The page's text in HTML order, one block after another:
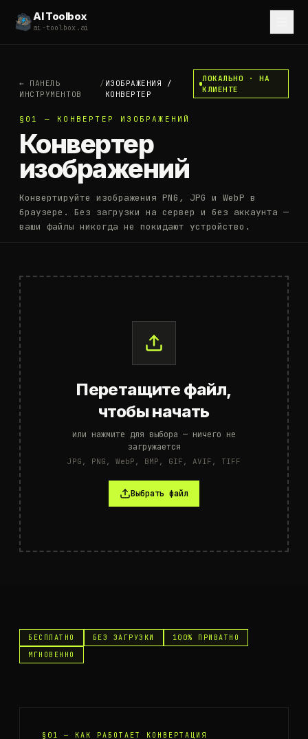
AI Toolbox
ai-toolbox.ai
← ПАНЕЛЬ
ИНСТРУМЕНТОВ
/ ИЗОБРАЖЕНИЯ
/
КОНВЕРТЕР
ЛОКАЛЬНО · НА
КЛИЕНТЕ
§01 — КОНВЕРТЕР ИЗОБРАЖЕНИЙ
Конвертер
изображений
Конвертируйте изображения PNG, JPG и WebP в
браузере. Без загрузки на сервер и без аккаунта —
ваши файлы никогда не покидают устройство.
Перетащите файл,
чтобы начать
или нажмите для выбора — ничего не
загружается
JPG, PNG, WebP, BMP, GIF, AVIF, TIFF
Выбрать файл
БЕСПЛАТНО БЕЗ ЗАГРУЗКИ
100% ПРИВАТНО
МГНОВЕННО
§01 — КАК РАБОТАЕТ КОНВЕРТАЦИЯ